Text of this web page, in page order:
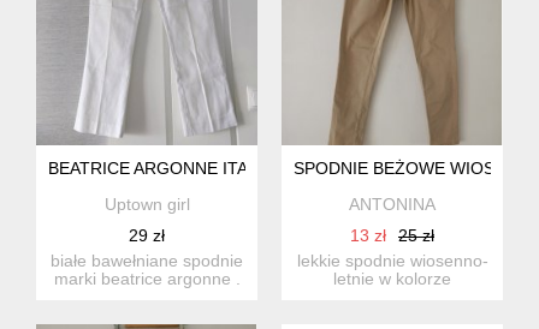
BEATRICE ARGONNE ITALIA 36
Uptown girl
29 zł
białe bawełniane spodnie
marki beatrice argonne .
SPODNIE BEŻOWE
ANTONINA
13 zł
25 zł
lekkie spodnie wiosenno-
letnie w kolorze